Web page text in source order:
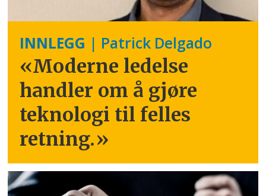
INNLEGG | Patrick Delgado
«Moderne ledelse
handler om å gjøre
teknologi til felles
retning.»